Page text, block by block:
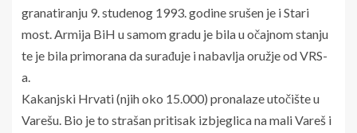
granatiranju 9. studenog 1993. godine srušen je i Stari
most. Armija BiH u samom gradu je bila u očajnom stanju
te je bila primorana da surađuje i nabavlja oružje od VRS-
a.
Kakanjski Hrvati (njih oko 15.000) pronalaze utočište u
Varešu. Bio je to strašan pritisak izbjeglica na mali Vareš i